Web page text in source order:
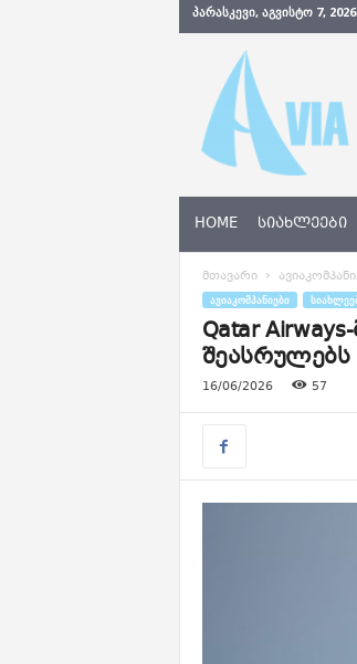
ᲞᲐᲠᲐᲡᲙᲔᲕᲘ, ᲐᲒᲕᲘᲡᲢᲝ 7, 2026
N
w
s
e
HOME ᲡᲘᲐᲮᲚᲔᲔᲑᲘ
მთავარი
ᲐᲕᲘᲐᲙᲝᲛᲞᲐᲜᲘᲔᲑᲘ
Qatar
შეასრულებს
16/06/2026 57